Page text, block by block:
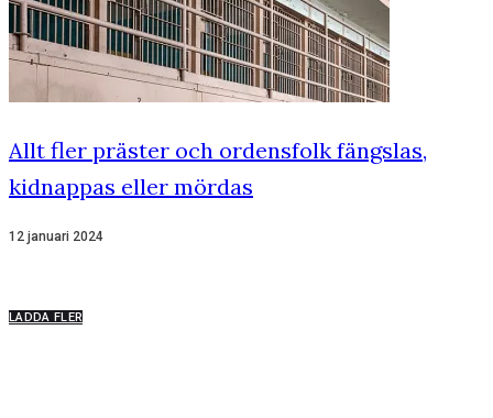
Allt fler präster och ordensfolk fängslas,
kidnappas eller mördas
12 januari 2024
LADDA FLER